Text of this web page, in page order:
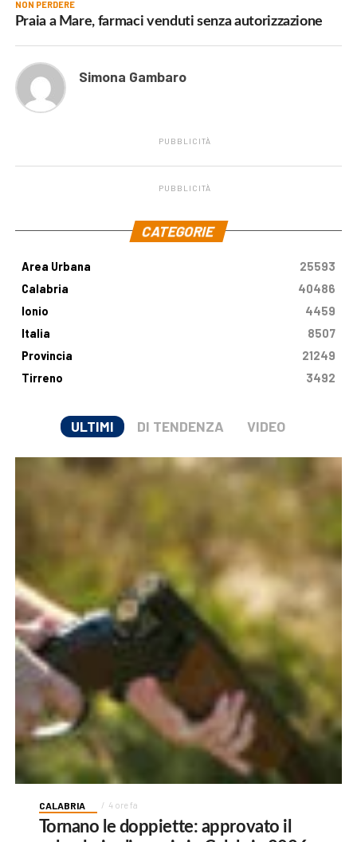
NON PERDERE
Praia a Mare, farmaci venduti senza autorizzazione
Simona Gambaro
PUBBLICITÀ
PUBBLICITÀ
CATEGORIE
Area Urbana
25593
Calabria
40486
Ionio
4459
Italia
8507
Provincia
21249
Tirreno
3492
ULTIMI DI TENDENZA VIDEO
CALABRIA 4 ore fa
Tornano le doppiette: approvato il